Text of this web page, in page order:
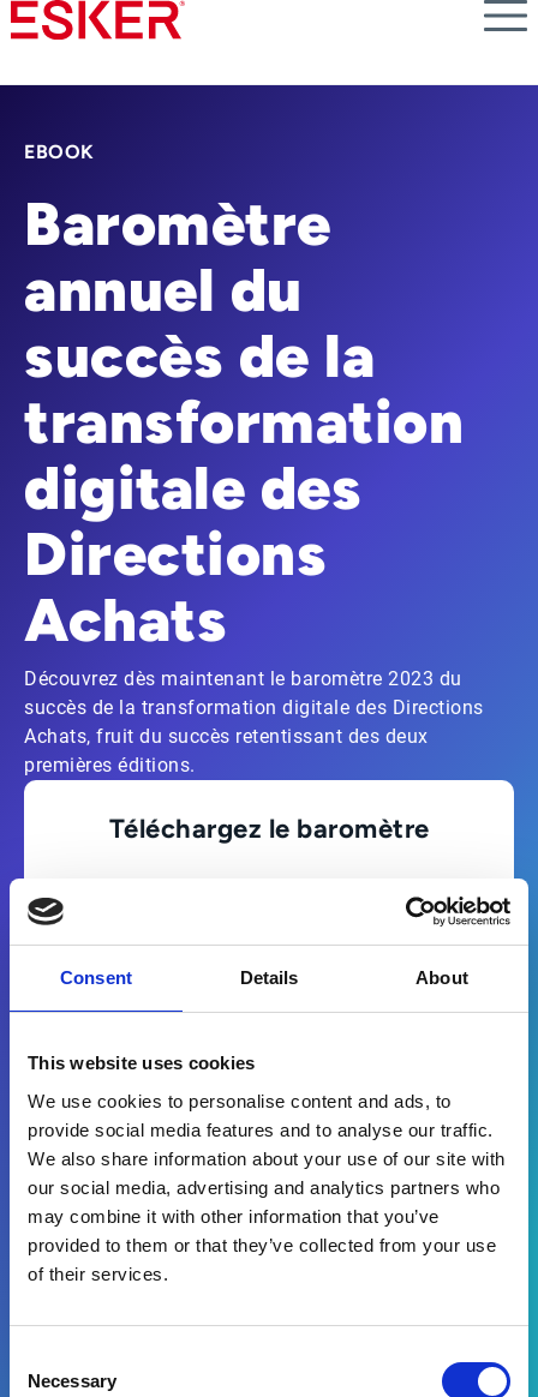
Consent Details About
This website uses cookies
We use cookies to personalise content and ads, to
provide social media features and to analyse our traffic.
We also share information about your use of our site with
our social media, advertising and analytics partners who
may combine it with other information that you’ve
provided to them or that they’ve collected from your use
of their services.
Selection
Necessary
Skip
to
content
EBOOK
Baromètre
annuel du
succès de la
transformation
digitale des
Directions
Achats
Découvrez dès maintenant le baromètre 2023 du
succès de la transformation digitale des Directions
Achats, fruit du succès retentissant des deux
premières éditions.
Téléchargez le baromètre
Par quelle(s) solution(s) êtes-vous intéressé(e)
?
Sourcing
Factures fournisseurs
En remplissant le formulaire, vous acceptez de